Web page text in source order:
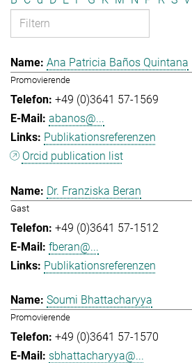
Ana Patricia Baños Quintana
Promovierende
+49 (0)3641 57-1569
abanos@...
Publikationsreferenzen
Orcid publication list
Dr. Franziska Beran
Gast
+49 (0)3641 57-1512
fberan@...
Publikationsreferenzen
Soumi Bhattacharyya
Promovierende
+49 (0)3641 57-1570
sbhattacharyya@...